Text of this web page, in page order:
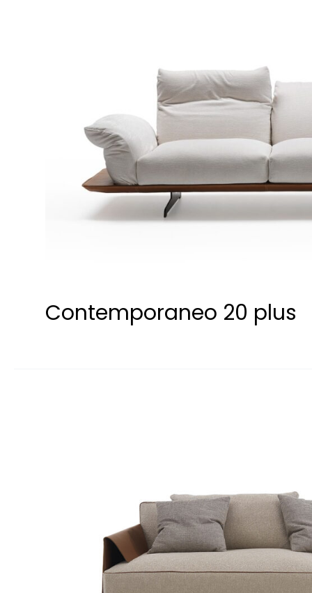
Contemporaneo 20 plus